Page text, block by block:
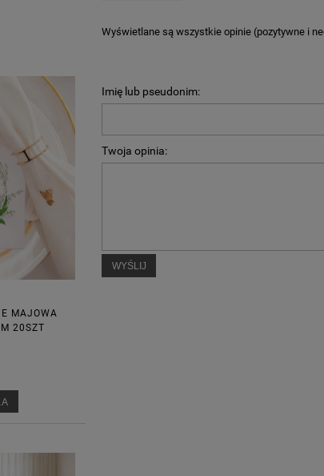
MAJOWA
20SZT
Wyświetlane są wszystkie opinie (pozytywne i
Imię lub pseudonim:
Twoja opinia:
WYŚLIJ